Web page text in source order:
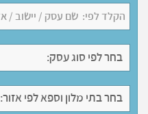
בחר לפי סוג עסק:
בחר בתי מלון וספא לפי אזור: